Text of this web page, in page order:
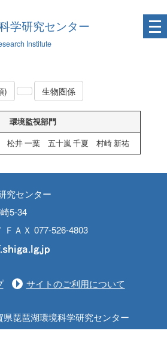
学研究センター
Institute
) 生物圏係
環境監視部門
松井 一葉 五十嵐 千夏 村崎 新祐
究センター
5-34
ＦＡＸ 077-526-4803
サイトのご利用について
琵琶湖環境科学研究センター